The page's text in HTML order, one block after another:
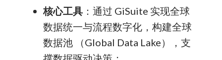
核心工具：通过 GiSuite 实现全球
数据统一与流程数字化，构建全球
数据池 （Global Data Lake），支